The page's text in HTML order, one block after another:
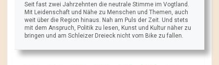
Seit fast zwei Jahrzehnten die neutrale Stimme im Vogtland.
Mit Leidenschaft und Nähe zu Menschen und Themen, auch
weit über die Region hinaus. Nah am Puls der Zeit. Und stets
mit dem Anspruch, Politik zu lesen, Kunst und Kultur näher zu
bringen und am Schleizer Dreieck nicht vom Bike zu fallen.